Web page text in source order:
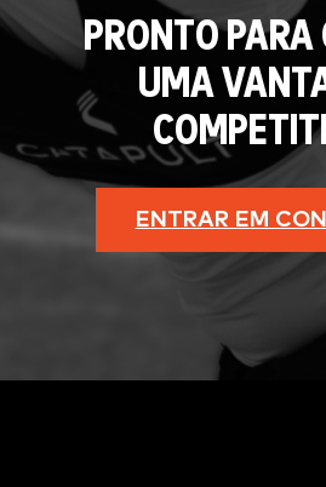
PRONTO PARA
UMA
ENTRAR EM